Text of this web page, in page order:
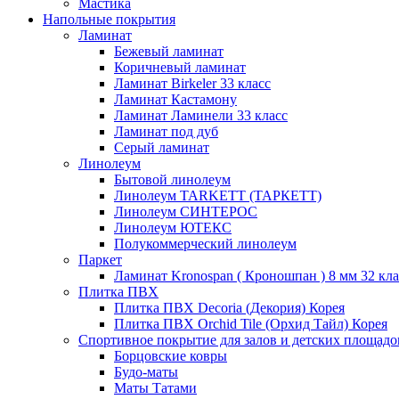
Мастика
Напольные покрытия
Ламинат
Бежевый ламинат
Коричневый ламинат
Ламинат Birkeler 33 класс
Ламинат Кастамону
Ламинат Ламинели 33 класс
Ламинат под дуб
Серый ламинат
Линолеум
Бытовой линолеум
Линолеум TARKETT (ТАРКЕТТ)
Линолеум СИНТЕРОС
Линолеум ЮТЕКС
Полукоммерческий линолеум
Паркет
Ламинат Kronospan ( Кроношпан ) 8 мм 32
Плитка ПВХ
Плитка ПВХ Decoria (Декория) Корея
Плитка ПВХ Orchid Tile (Орхид Тайл) Корея
Спортивное покрытие для залов и детских
Борцовские ковры
Будо-маты
Маты Татами